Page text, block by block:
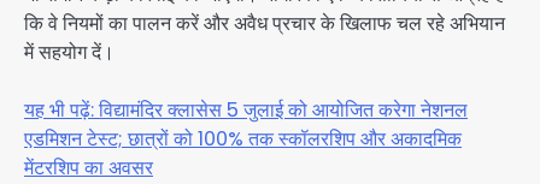
कि वे नियमों का पालन करें और अवैध प्रचार के खिलाफ चल रहे अभियान
में सहयोग दें।
यह भी पढ़ें: विद्यामंदिर क्लासेस 5 जुलाई को आयोजित करेगा नेशनल
एडमिशन टेस्ट; छात्रों को 100% तक स्कॉलरशिप और अकादमिक
मेंटरशिप का अवसर